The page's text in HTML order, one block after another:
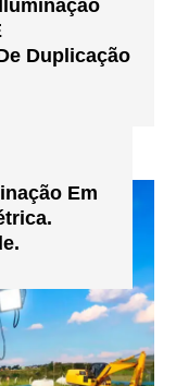
Duplicação
Em